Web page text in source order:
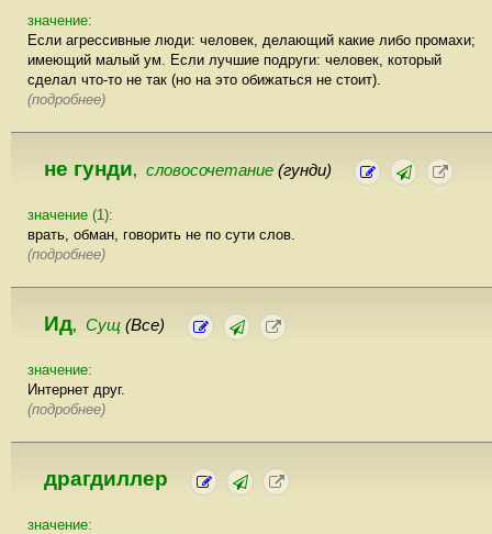
значение:
Если агрессивные люди: человек, делающий какие либо промахи;
имеющий малый ум. Если лучшие подруги: человек, который
сделал что-то не так (но на это обижаться не стоит).
(подробнее)
не гунди, словосочетание (гунди)
значение (1):
врать, обман, говорить не по сути слов.
(подробнее)
Ид, Сущ (Все)
значение:
Интернет друг.
(подробнее)
драгдиллер
значение: